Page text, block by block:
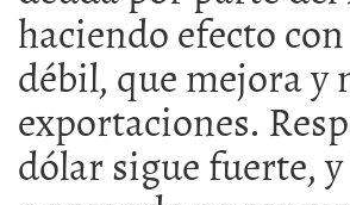
haciendo efecto
débil, que mejora y
exportaciones.
dólar sigue fuerte,